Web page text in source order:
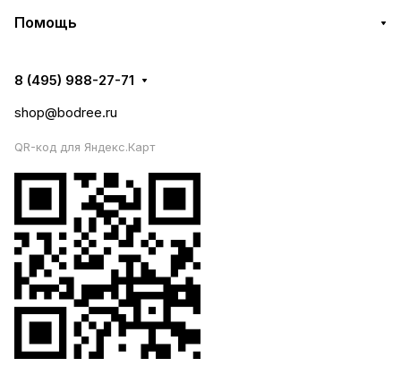
Помощь
8 (495) 988-27-71
shop@bodree.ru
QR-код для Яндекс.Карт